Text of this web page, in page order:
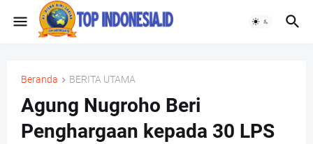
Beranda BERITA UTAMA
Agung Nugroho Beri
Penghargaan kepada 30 LPS